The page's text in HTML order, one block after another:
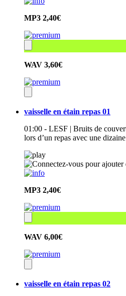
MP3 2,40€
WAV 3,60€
vaisselle en étain repas 01
01:00 - LESF | Bruits de
lors d’un repas avec une
MP3 2,40€
WAV 6,00€
vaisselle en étain repas 02